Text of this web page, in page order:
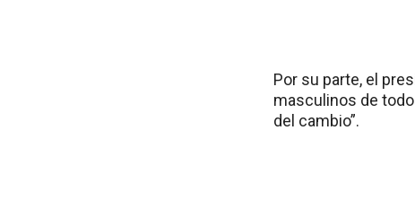
Por su parte, el
masculinos de
del cambio”.